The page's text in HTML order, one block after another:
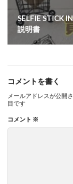
SELFIE STICK
説明書
コメントを書く
メールアドレスが公開
目です
コメント ※